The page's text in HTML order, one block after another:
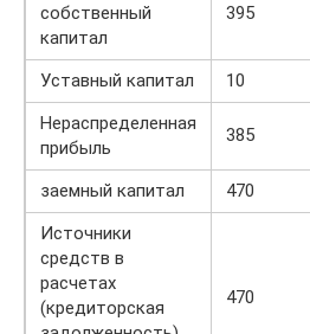
собственный
капитал
395
Уставный капитал 10
Нераспределенная
прибыль
385
заемный капитал 470
Источники
средств в
расчетах
(кредиторская
470